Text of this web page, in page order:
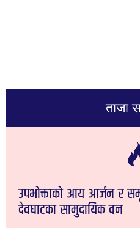
ताजा
उपभोक्ताको आय आर्जन र
देवघाटका सामुदायिक वन